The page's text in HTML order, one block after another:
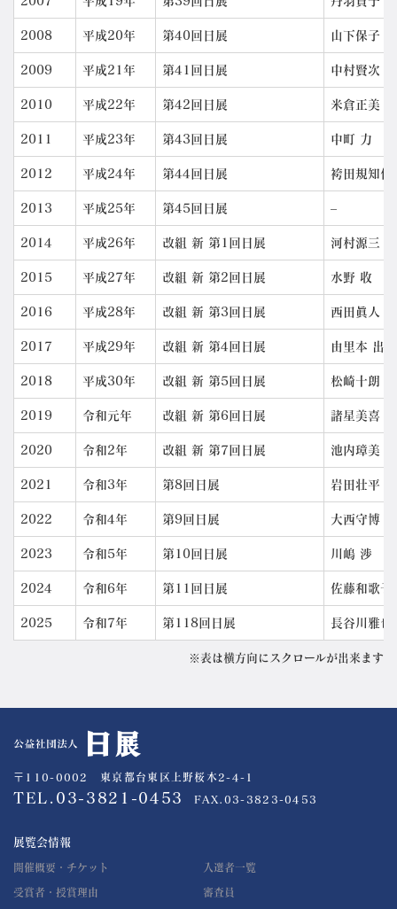
2008 平成20年 第40回日展 山下保子
2009 平成21年 第41回日展 中村賢次
2010 平成22年 第42回日展 米倉正美
2011 平成23年 第43回日展 中町 力
2012 平成24年 第44回日展 袴田規知代
2013 平成25年 第45回日展 –
2014 平成26年 改組 新 第1回日展 河村源三
2015 平成27年 改組 新 第2回日展 水野 收
2016 平成28年 改組 新 第3回日展 西田眞人
2017 平成29年 改組 新 第4回日展 由里本 出
2018 平成30年 改組 新 第5回日展 松崎十朗
2019 令和元年 改組 新 第6回日展 諸星美喜
2020 令和2年 改組 新 第7回日展 池内璋美
2021 令和3年 第8回日展 岩田壮平
2022 令和4年 第9回日展 大西守博
2023 令和5年 第10回日展 川嶋 渉
2024 令和6年 第11回日展 佐藤和歌子
2025 令和7年 第118回日展 長谷川雅也
※表は横方向にスクロールが出来ます
〒110-0002 東京都台東区上野桜木2-4-1
TEL.03-3821-0453 FAX.03-3823-0453
展覧会情報
開催概要・チケット 入選者一覧
受賞者・授賞理由 審査員